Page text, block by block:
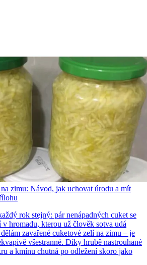
zimu: Návod, jak uchovat úrodu a mít
rok stejný: pár nenápadných cuket se
v hromadu, kterou už člověk sotva udá
zavařené cuketové zelí na zimu – je
všestranné. Díky hrubě nastrouhané
a kmínu chutná po odležení skoro jako